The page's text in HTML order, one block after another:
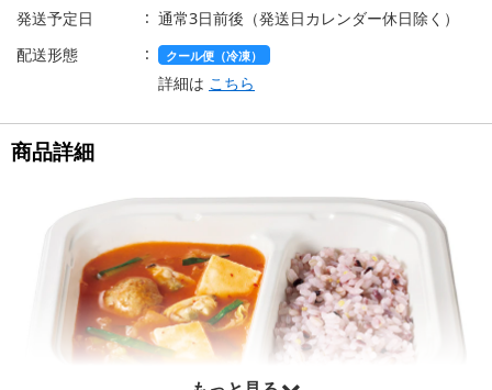
発送予定日
通常3日前後（発送日カレンダー休日除く）
配送形態
クール便（冷凍）
詳細は こちら
商品詳細